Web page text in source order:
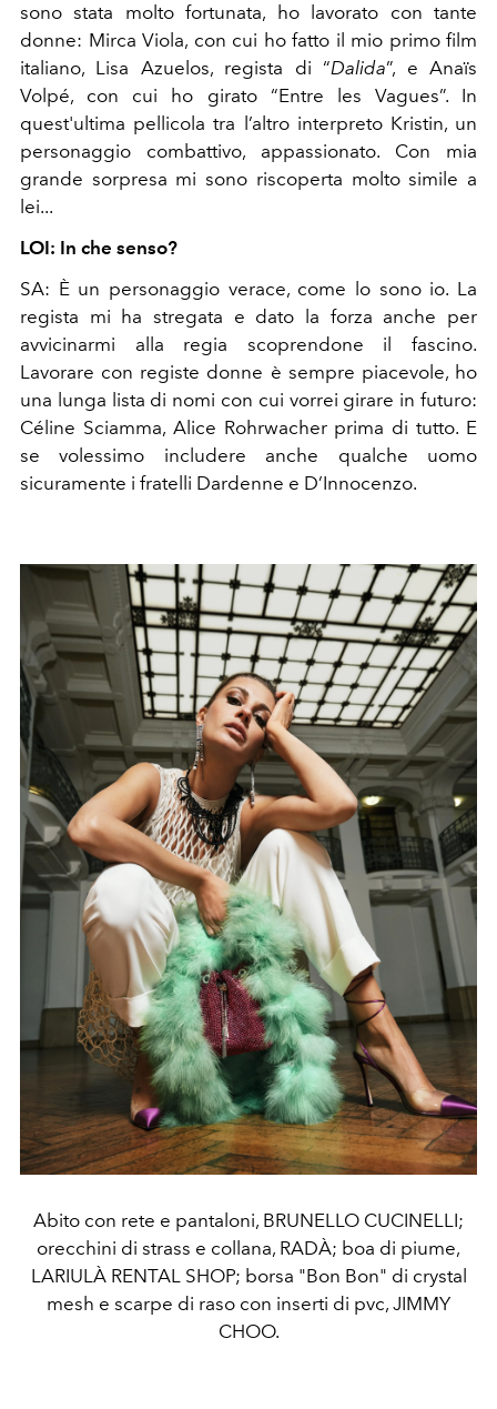
sono stata molto fortunata, ho lavorato con tante
donne: Mirca Viola, con cui ho fatto il mio primo film
italiano, Lisa Azuelos, regista di “Dalida”, e Anaïs
Volpé, con cui ho girato “Entre les Vagues”. In
quest'ultima pellicola tra l’altro interpreto Kristin, un
personaggio combattivo, appassionato. Con mia
grande sorpresa mi sono riscoperta molto simile a
lei...
LOI: In che senso?
SA: È un personaggio verace, come lo sono io. La
regista mi ha stregata e dato la forza anche per
avvicinarmi alla regia scoprendone il fascino.
Lavorare con registe donne è sempre piacevole, ho
una lunga lista di nomi con cui vorrei girare in futuro:
Céline Sciamma, Alice Rohrwacher prima di tutto. E
se volessimo includere anche qualche uomo
sicuramente i fratelli Dardenne e D’Innocenzo.
Abito con rete e pantaloni, BRUNELLO CUCINELLI;
orecchini di strass e collana, RADÀ; boa di piume,
LARIULÀ RENTAL SHOP; borsa "Bon Bon" di crystal
mesh e scarpe di raso con inserti di pvc, JIMMY
CHOO.